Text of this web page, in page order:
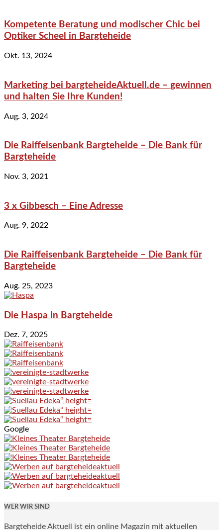
Kompetente Beratung und modischer Chic bei
Optiker Scheel in Bargteheide
Okt. 13, 2024
Marketing bei bargteheideAktuell.de – gewinnen
und halten Sie Ihre Kunden!
Aug. 3, 2024
Die Raiffeisenbank Bargteheide – Die Bank für
Bargteheide
Nov. 3, 2021
3 x Gibbesch – Eine Adresse
Aug. 9, 2022
Die Raiffeisenbank Bargteheide – Die Bank für
Bargteheide
Aug. 25, 2023
Die Haspa in Bargteheide
Dez. 7, 2025
Google
WER WIR SIND
Bargteheide Aktuell ist ein online Magazin mit aktuellen